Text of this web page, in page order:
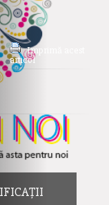
Imprimă acest
articol